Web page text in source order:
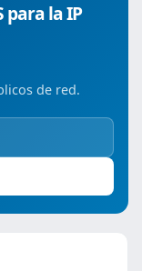
para la IP
de red.